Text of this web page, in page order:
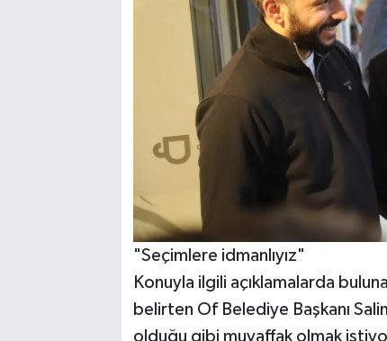
"Seçimlere idmanlıyız"
Konuyla ilgili açıklamalarda
belirten Of Belediye Başkanı
olduğu gibi muvaffak olmak